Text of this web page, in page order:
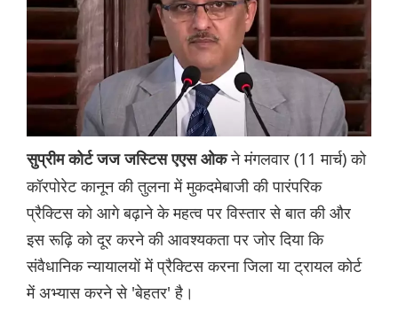
सुप्रीम कोर्ट जज जस्टिस एएस ओकने मंगलवार (11 मार्च) को
कॉरपोरेट कानून की तुलना में मुकदमेबाजी की पारंपरिक
प्रैक्टिस को आगे बढ़ाने के महत्व पर विस्तार से बात की और
इस रूढ़ि को दूर करने की आवश्यकता पर जोर दिया कि
संवैधानिक न्यायालयों में प्रैक्टिस करना जिला या ट्रायल कोर्ट
में अभ्यास करने से 'बेहतर' है।